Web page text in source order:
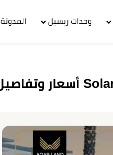
وحدات ريسيل المدونة